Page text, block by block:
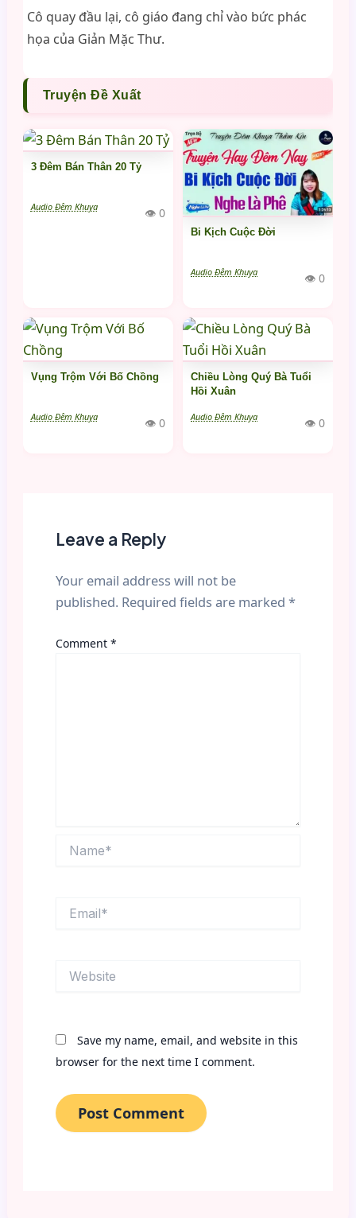
Cô quay đầu lại, cô giáo đang chỉ vào bức phác
họa của Giản Mặc Thư.
Truyện Đề Xuất
3 Đêm Bán Thân 20 Tỷ
Audio Đêm Khuya 👁 0
Bi Kịch Cuộc Đời
Audio Đêm Khuya 👁 0
Vụng Trộm Với Bố Chồng
Audio Đêm Khuya 👁 0
Chiều Lòng Quý Bà Tuổi
Hồi Xuân
Audio Đêm Khuya 👁 0
Leave a Reply
Your email address will not be
published. Required fields are marked *
Comment *
Save my name, email, and website in this
browser for the next time I comment.